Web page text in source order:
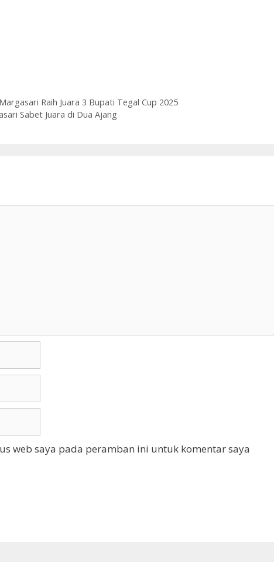
Raih Juara 3 Bupati Tegal Cup 2025
Sabet Juara di Dua Ajang
web saya pada peramban ini untuk komentar saya